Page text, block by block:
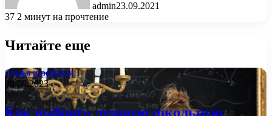
admin23.09.2021
37 2 минут на прочтение
Читайте еще
Семья и ребенок
08.06.2023
Как выбрать лучшую школьную